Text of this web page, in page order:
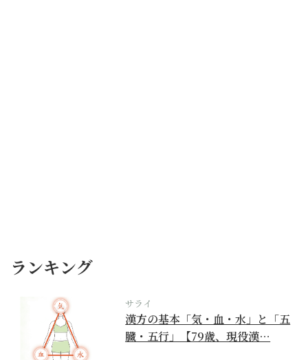
ランキング
サライ
漢方の基本「気・血・水」と「五
臓・五行」【79歳、現役漢…